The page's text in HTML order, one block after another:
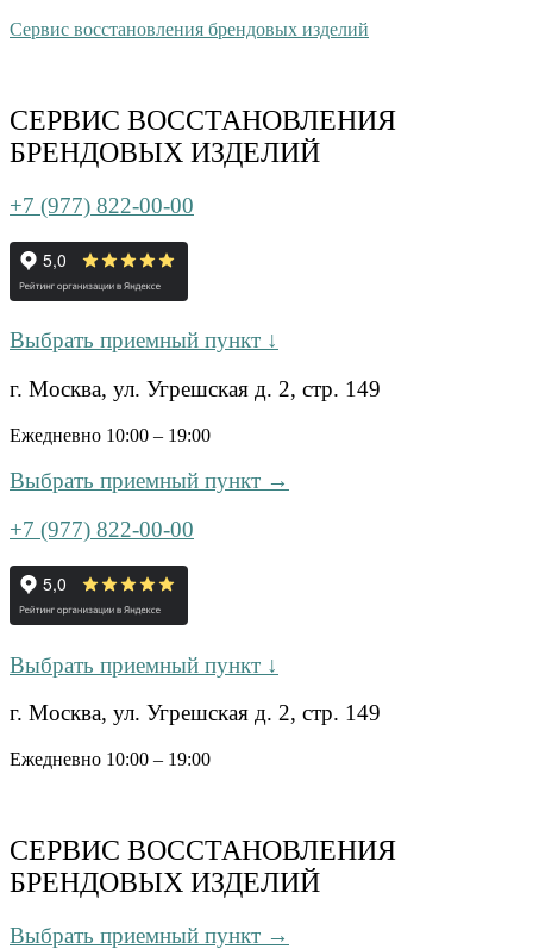
Сервис восстановления брендовых изделий
СЕРВИС ВОССТАНОВЛЕНИЯ
БРЕНДОВЫХ ИЗДЕЛИЙ
+7 (977) 822-00-00
Выбрать приемный пункт ↓
г. Москва, ул. Угрешская д. 2, стр. 149
Ежедневно 10:00 – 19:00
Выбрать приемный пункт →
+7 (977) 822-00-00
Выбрать приемный пункт ↓
г. Москва, ул. Угрешская д. 2, стр. 149
Ежедневно 10:00 – 19:00
СЕРВИС ВОССТАНОВЛЕНИЯ
БРЕНДОВЫХ ИЗДЕЛИЙ
Выбрать приемный пункт →